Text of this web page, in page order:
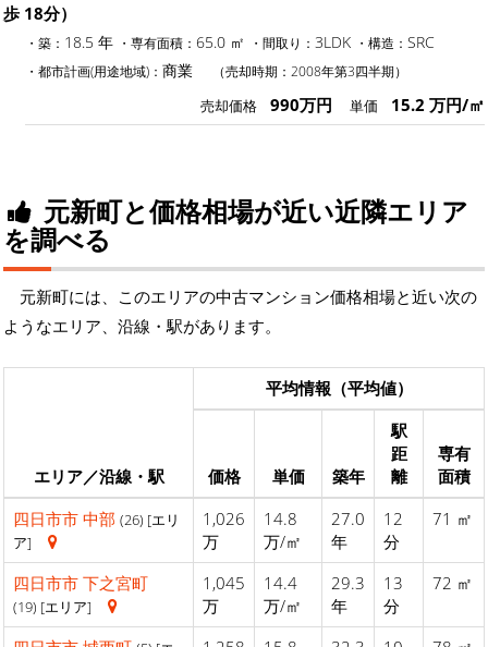
歩 18分）
・築： 18.5 年 ・専有面積： 65.0 ㎡ ・間取り： 3LDK ・構造： SRC
・都市計画(用途地域)： 商業 （売却時期：2008年第3四半期）
売却価格 990万円 単価 15.2 万円/㎡
元新町と価格相場が近い近隣エリア
を調べる
元新町には、このエリアの中古マンション価格相場と近い次の
ようなエリア、沿線・駅があります。
エリア／沿線・駅
平均情報（平均値）
価格 単価 築年
駅
距
離
専有
面積
四日市市 中部 (26) [エリ
ア]
1,026
万
14.8
万/㎡
27.0
年
12
分
71 ㎡
四日市市 下之宮町
(19) [エリア]
1,045
万
14.4
万/㎡
29.3
年
13
分
72 ㎡